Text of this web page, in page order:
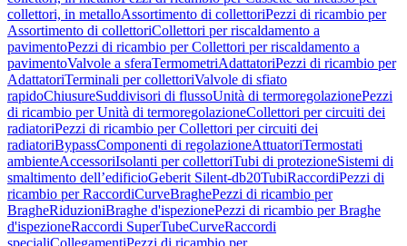
collettori, in metalloAssortimento di collettoriPezzi di ricambio per
Assortimento di collettoriCollettori per riscaldamento a
pavimentoPezzi di ricambio per Collettori per riscaldamento a
pavimentoValvole a sferaTermometriAdattatoriPezzi di ricambio per
AdattatoriTerminali per collettoriValvole di sfiato
rapidoChiusureSuddivisori di flussoUnità di termoregolazionePezzi
di ricambio per Unità di termoregolazioneCollettori per circuiti dei
radiatoriPezzi di ricambio per Collettori per circuiti dei
radiatoriBypassComponenti di regolazioneAttuatoriTermostati
ambienteAccessoriIsolanti per collettoriTubi di protezioneSistemi di
smaltimento dell’edificioGeberit Silent-db20TubiRaccordiPezzi di
ricambio per RaccordiCurveBraghePezzi di ricambio per
BragheRiduzioniBraghe d'ispezionePezzi di ricambio per Braghe
d'ispezioneRaccordi SuperTubeCurveRaccordi
specialiCollegamentiPezzi di ricambio per